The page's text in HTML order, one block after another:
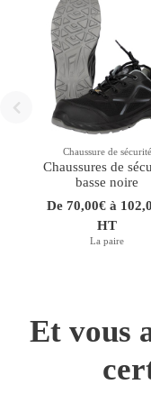
Chaussure de sécurité
Chaussures de
basse noire
De 70,00€ à
HT
La paire
Et vous